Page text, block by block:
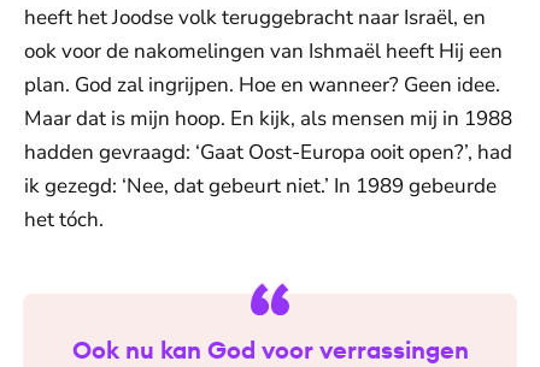
heeft het Joodse volk teruggebracht naar Israël, en
ook voor de nakomelingen van Ishmaël heeft Hij een
plan. God zal ingrijpen. Hoe en wanneer? Geen idee.
Maar dat is mijn hoop. En kijk, als mensen mij in 1988
hadden gevraagd: ‘Gaat Oost-Europa ooit open?’, had
ik gezegd: ‘Nee, dat gebeurt niet.’ In 1989 gebeurde
het tóch.
Ook nu kan God voor verrassingen